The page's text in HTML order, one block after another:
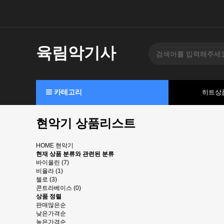
육림악기사
카테고리 히트상
현악기 상품리스트
HOME 현악기
현재 상품 분류와 관련된 분류
바이올린 (7)
비올라 (1)
첼로 (3)
콘트라베이스 (0)
상품 정렬
판매많은순
낮은가격순
높은가격순